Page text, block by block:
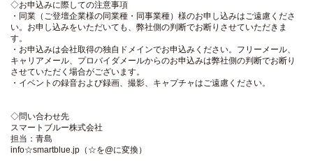
◇お申込みに際しての注意事項
・同業（ご登壇企業様の同業種・同事業種）様のお申し込みはご遠慮くださ
い。お申し込みをいただいても、弊社側の判断でお断りさせていただきま
す。
・お申込みは会社取得の独自ドメインでお申込みください。フリーメール、
キャリアメール、プロバイダメールからのお申込みは弊社側の判断でお断り
させていただく場合がございます。
・イベントの録音および録画、撮影、キャプチャはご遠慮ください。
◇問い合わせ先
スマートブルー株式会社
担当：青島
info☆smartblue.jp（☆を@に変換）